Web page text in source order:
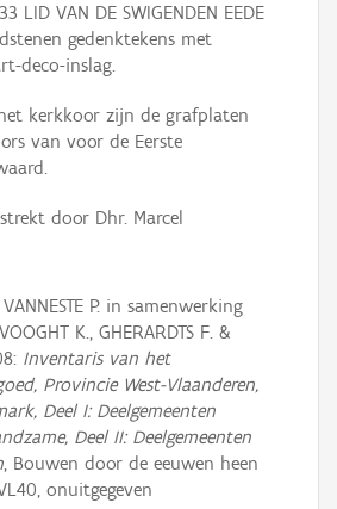
LID VAN DE SWIGENDEN EEDE
gedenktekens met
deco-inslag.
kerkkoor zijn de grafplaten
van voor de Eerste
door Dhr. Marcel
P. in samenwerking
K., GHERARDTS F. &
Inventaris van het
Provincie West-Vlaanderen,
Deel I: Deelgemeenten
Deel II: Deelgemeenten
, Bouwen door de eeuwen heen
onuitgegeven